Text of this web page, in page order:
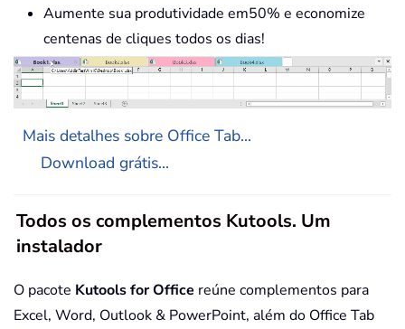
Aumente sua produtividade em50% e economize
centenas de cliques todos os dias!
Mais detalhes sobre Office Tab...
Download grátis...
Todos os complementos Kutools. Um
instalador
O pacote Kutools for Office reúne complementos para
Excel, Word, Outlook & PowerPoint, além do Office Tab